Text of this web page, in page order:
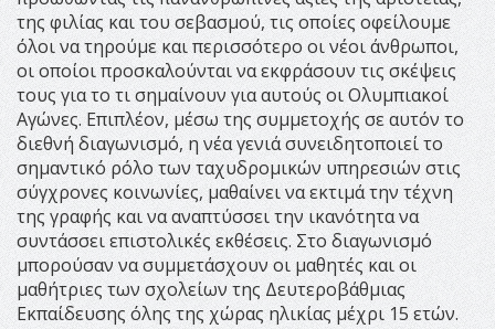
της φιλίας και του σεβασμού, τις οποίες οφείλουμε
όλοι να τηρούμε και περισσότερο οι νέοι άνθρωποι,
οι οποίοι προσκαλούνται να εκφράσουν τις σκέψεις
τους για το τι σημαίνουν για αυτούς οι Ολυμπιακοί
Αγώνες. Επιπλέον, μέσω της συμμετοχής σε αυτόν το
διεθνή διαγωνισμό, η νέα γενιά συνειδητοποιεί το
σημαντικό ρόλο των ταχυδρομικών υπηρεσιών στις
σύγχρονες κοινωνίες, μαθαίνει να εκτιμά την τέχνη
της γραφής και να αναπτύσσει την ικανότητα να
συντάσσει επιστολικές εκθέσεις. Στο διαγωνισμό
μπορούσαν να συμμετάσχουν οι μαθητές και οι
μαθήτριες των σχολείων της Δευτεροβάθμιας
Εκπαίδευσης όλης της χώρας ηλικίας μέχρι 15 ετών.